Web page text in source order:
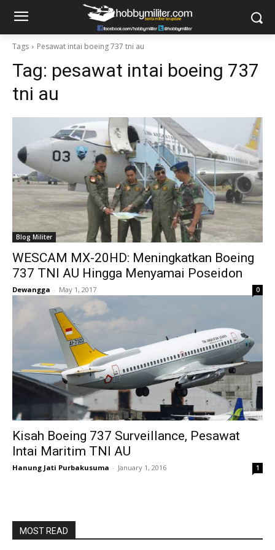
Tags Pesawat intai boeing 737 tni au
Tag: pesawat intai boeing 737
tni au
Blog Militer
WESCAM MX-20HD: Meningkatkan Boeing
737 TNI AU Hingga Menyamai Poseidon
Dewangga - May 1, 2017 0
Kisah Boeing 737 Surveillance, Pesawat
Intai Maritim TNI AU
Hanung Jati Purbakusuma - January 1, 2016 1
MOST READ